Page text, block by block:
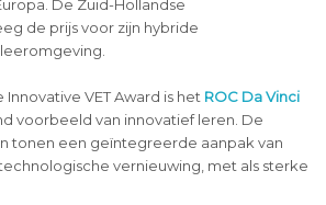
De Zuid-Hollandse
de prijs voor zijn hybride
VET Award is het ROC Da Vinci
voorbeeld van innovatief leren. De
tonen een geïntegreerde aanpak van
vernieuwing, met als sterke